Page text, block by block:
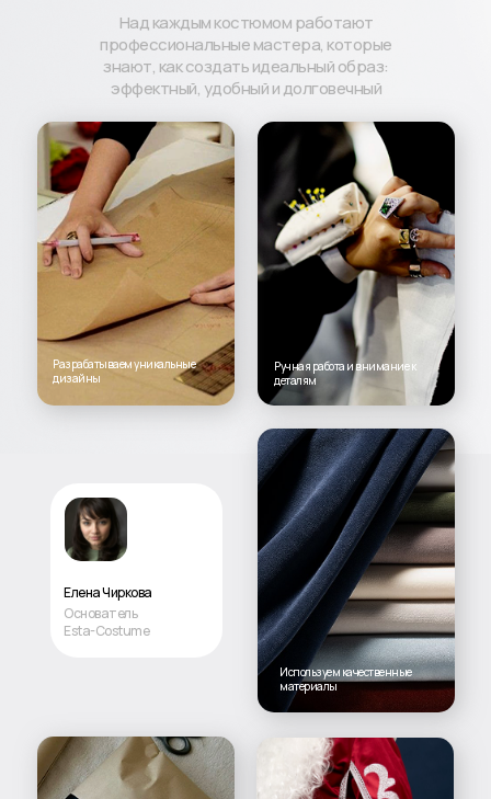
Используем качественные
материалы
Ручная работа и внимание к
деталям
Разрабатываем уникальные
дизайны
Над каждым костюмом работают
профессиональные мастера, которые
знают, как создать идеальный образ:
эффектный, удобный и долговечный
Елена Чиркова
Основатель
Esta-Costume